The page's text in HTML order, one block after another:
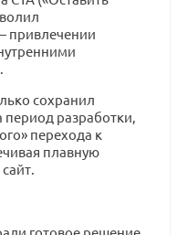
привлечении
сохранил
разработки,
перехода к
плавную
готовое решение